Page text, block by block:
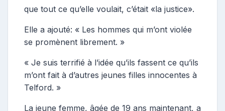
que tout ce qu’elle voulait, c’était «la justice».
Elle a ajouté: « Les hommes qui m’ont violée
se promènent librement. »
« Je suis terrifié à l’idée qu’ils fassent ce qu’ils
m’ont fait à d’autres jeunes filles innocentes à
Telford. »
La jeune femme, âgée de 19 ans maintenant, a